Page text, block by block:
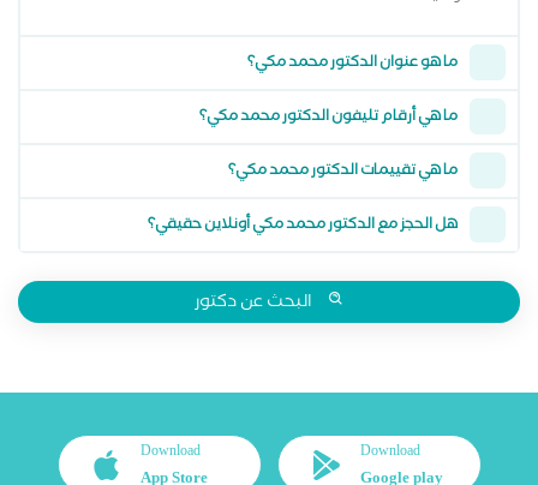
ما هو عنوان الدكتور محمد مكي؟
ما هي أرقام تليفون الدكتور محمد مكي؟
ما هي تقييمات الدكتور محمد مكي؟
هل الحجز مع الدكتور محمد مكي أونلاين حقيقي؟
البحث عن دكتور
Download
Google play
Download
App Store